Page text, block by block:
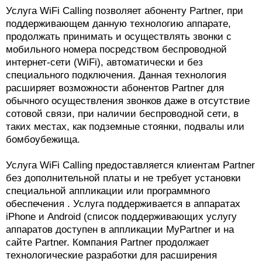
Услуга WiFi Calling позволяет абоненту Partner, при
поддерживающем данную технологию аппарате,
продолжать принимать и осуществлять звонки с
мобильного номера посредством беспроводной
интернет-сети (WiFi), автоматически и без
специального подключения. Данная технология
расширяет возможности абонентов Partner для
обычного осуществления звонков даже в отсутствие
сотовой связи, при наличии беспроводной сети, в
таких местах, как подземные стоянки, подвалы или
бомбоубежища.
Услуга WiFi Calling предоставляется клиентам Partner
без дополнительной платы и не требует установки
специальной аппликации или программного
обеспечения . Услуга поддерживается в аппаратах
iPhone и Android (список поддерживающих услугу
аппаратов доступен в аппликации MyPartner и на
сайте Partner. Компания Partner продолжает
технологические разработки для расширения